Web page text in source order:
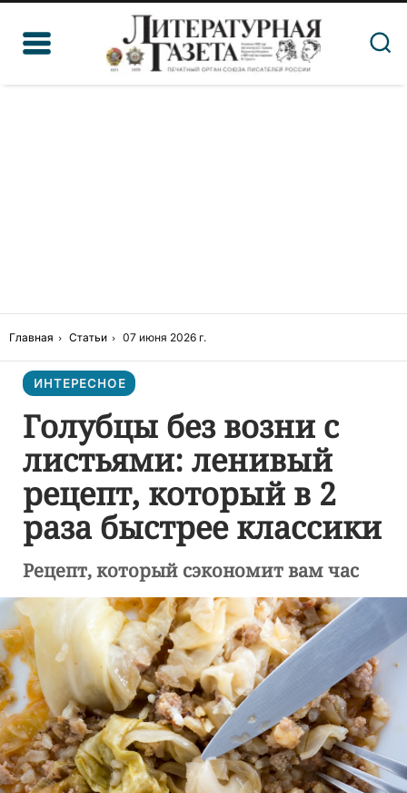
Главная Статьи 07 июня 2026 г.
ИНТЕРЕСНОЕ
Голубцы без возни с
листьями: ленивый
рецепт, который в 2
раза быстрее классики
Рецепт, который сэкономит вам час